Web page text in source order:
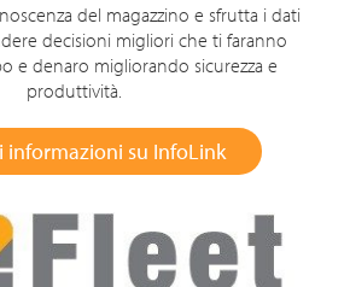
del magazzino e sfrutta i dati
decisioni migliori che ti faranno
e denaro migliorando sicurezza e
produttività.
informazioni su InfoLink